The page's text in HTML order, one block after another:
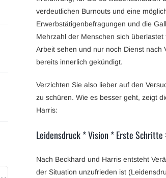
verdeutlichen Burnouts und eine
Erwerbstätigenbefragungen und die
Mehrzahl der Menschen sich
Arbeit sehen und nur noch Dienst nach
bereits innerlich gekündigt.
Verzichten Sie also lieber auf den
zu schüren. Wie es besser geht, zeigt
Harris:
Leidensdruck * Vision * Erste Schritte
Nach Beckhard und Harris entsteht
der Situation unzufrieden ist